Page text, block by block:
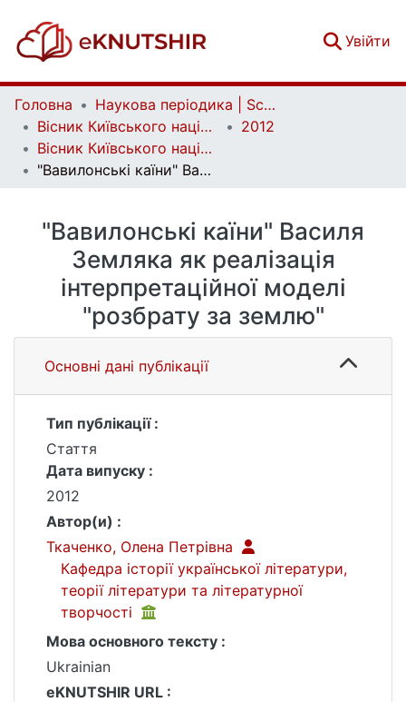
Увійти
Головна
Наукова періодика | Scientific periodicals
Вісник Київського національного університету імені Тараса Шевченка. Літературознавство. Мовознавство. Фольклористика | Bulletin of Taras Shevchenko National University of Kyiv. Literary Studies. Linguistics. Folklore Studies
2012
Вісник Київського національного університету імені Тараса Шевченка. Літературознавство. Мовознавство. Фольклористика. Вип. 23
"Вавилонські каїни" Василя Земляка як реалізація інтерпретаційної моделі "розбрату за землю"
"Вавилонські каїни" Василя
Земляка як реалізація
інтерпретаційної моделі
"розбрату за землю"
Основні дані публікації
Тип публікації :
Стаття
Дата випуску :
2012
Автор(и) :
Ткаченко, Олена Петрівна
Кафедра історії української літератури,
теорії літератури та літературної
творчості
Мова основного тексту :
Ukrainian
eKNUTSHIR URL :